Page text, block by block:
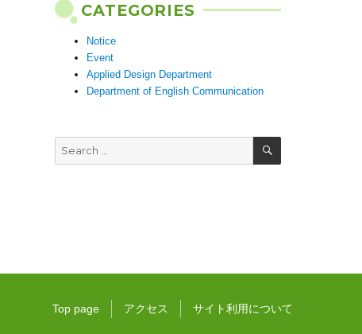
CATEGORIES
Notice
Event
Applied Design Department
Department of English Communication
Search
for:
SEARCH
Top page アクセス サイト利用について